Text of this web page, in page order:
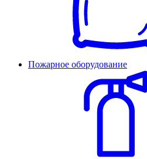
Пожарное оборудование